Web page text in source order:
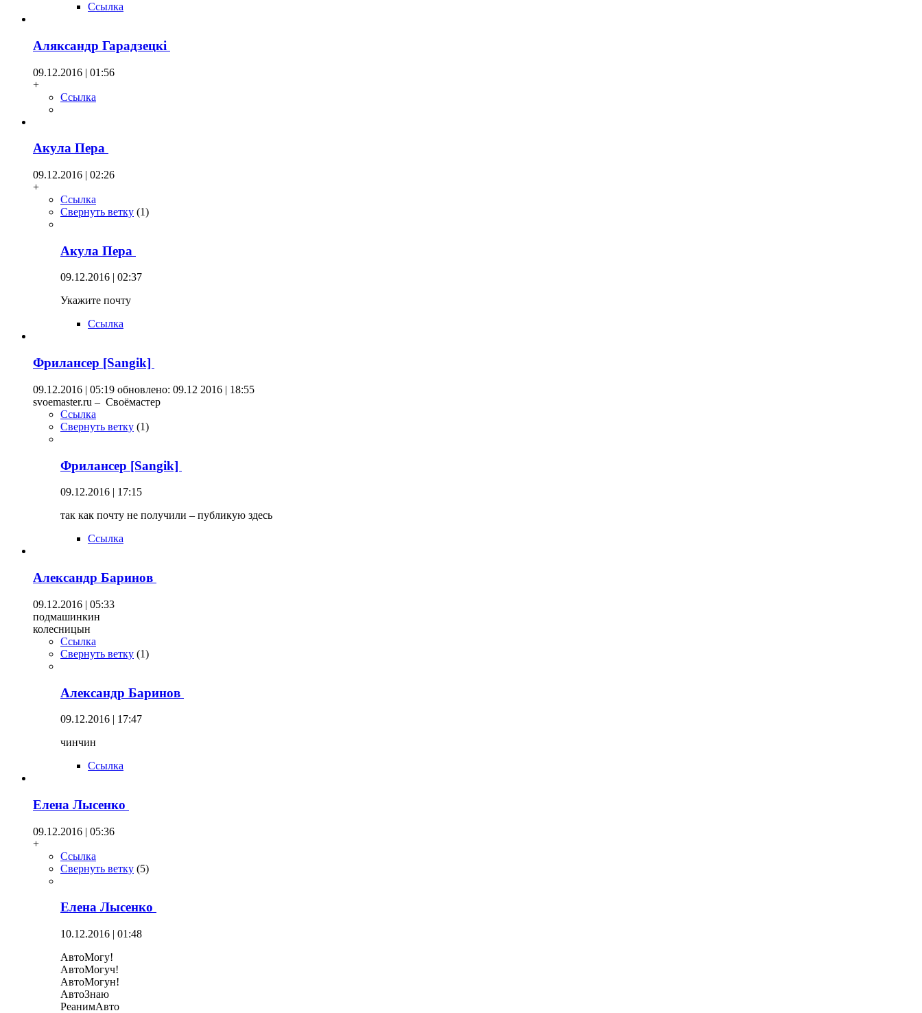
Ссылка
Аляксандр Гарадзецкi
09.12.2016 | 01:56
+
Ссылка
Акула Пера
09.12.2016 | 02:26
+
Ссылка
Свернуть ветку (1)
Акула Пера
09.12.2016 | 02:37
Укажите почту
Ссылка
Фрилансер [Sangik]
09.12.2016 | 05:19 обновлено: 09.12 2016 | 18:55
svoemaster.ru – Своёмастер
Ссылка
Свернуть ветку (1)
Фрилансер [Sangik]
09.12.2016 | 17:15
так как почту не получили – публикую здесь
Ссылка
Александр Баринов
09.12.2016 | 05:33
подмашинкин
колесницын
Ссылка
Свернуть ветку (1)
Александр Баринов
09.12.2016 | 17:47
чинчин
Ссылка
Елена Лысенко
09.12.2016 | 05:36
+
Ссылка
Свернуть ветку (5)
Елена Лысенко
10.12.2016 | 01:48
АвтоМогу!
АвтоМогуч!
АвтоМогун!
АвтоЗнаю
РеанимАвто